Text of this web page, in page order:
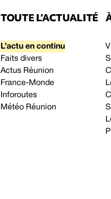
TOUTE L’ACTUALITÉ
L’actu en continu
Faits divers
Actus Réunion
France-Monde
Inforoutes
Météo Réunion